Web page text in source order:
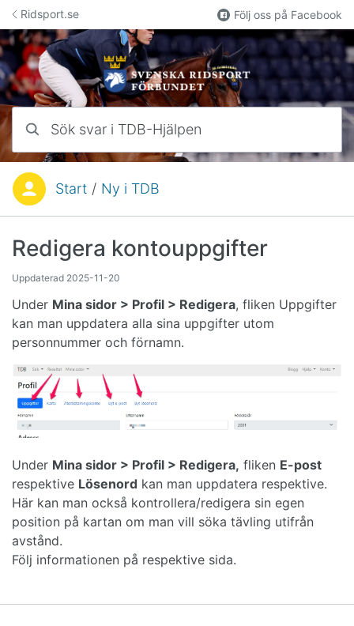
Hoppa till innehåll
Ridsport.se Följ oss på Facebook
Du är här:Start / Ny i TDB
Redigera kontouppgifter
Uppdaterad 2025-11-20
Under Mina sidor > Profil > Redigera, fliken Uppgifter
kan man uppdatera alla sina uppgifter utom
personnummer och förnamn.
Under Mina sidor > Profil > Redigera, fliken E-post
respektive Lösenord kan man uppdatera respektive.
Här kan man också kontrollera/redigera sin egen
position på kartan om man vill söka tävling utifrån
avstånd.
Följ informationen på respektive sida.